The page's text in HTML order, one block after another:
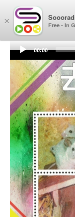
Audio
Player
00:00
× Free - In